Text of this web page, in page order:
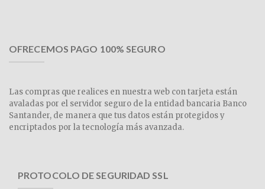
OFRECEMOS PAGO 100% SEGURO
Las compras que realices en nuestra web con tarjeta están
avaladas por el servidor seguro de la entidad bancaria Banco
Santander, de manera que tus datos están protegidos y
encriptados por la tecnología más avanzada.
PROTOCOLO DE SEGURIDAD SSL